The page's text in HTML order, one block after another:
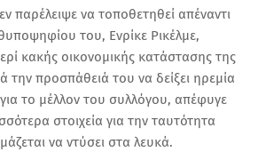
παρέλειψε να τοποθετηθεί απέναντι
του, Ενρίκε Ρικέλμε,
κακής οικονομικής κατάστασης της
την προσπάθειά του να δείξει ηρεμία
το μέλλον του συλλόγου, απέφυγε
στοιχεία για την ταυτότητα
να ντύσει στα λευκά.